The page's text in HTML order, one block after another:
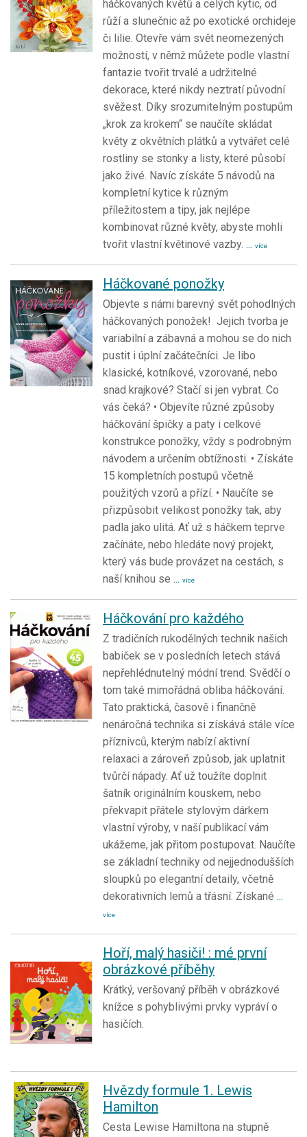
háčkovaných květů a celých kytic, od
růží a slunečnic až po exotické orchideje
či lilie. Otevře vám svět neomezených
možností, v němž můžete podle vlastní
fantazie tvořit trvalé a udržitelné
dekorace, které nikdy neztratí původní
svěžest. Díky srozumitelným postupům
„krok za krokem“ se naučíte skládat
květy z okvětních plátků a vytvářet celé
rostliny se stonky a listy, které působí
jako živé. Navíc získáte 5 návodů na
kompletní kytice k různým
příležitostem a tipy, jak nejlépe
kombinovat různé květy, abyste mohli
tvořit vlastní květinové vazby. ... více
Háčkované ponožky
Objevte s námi barevný svět pohodlných
háčkovaných ponožek! Jejich tvorba je
variabilní a zábavná a mohou se do nich
pustit i úplní začátečníci. Je libo
klasické, kotníkové, vzorované, nebo
snad krajkové? Stačí si jen vybrat. Co
vás čeká? • Objevíte různé způsoby
háčkování špičky a paty i celkové
konstrukce ponožky, vždy s podrobným
návodem a určením obtížnosti. • Získáte
15 kompletních postupů včetně
použitých vzorů a přízí. • Naučíte se
přizpůsobit velikost ponožky tak, aby
padla jako ulitá. Ať už s háčkem teprve
začínáte, nebo hledáte nový projekt,
který vás bude provázet na cestách, s
naší knihou se ... více
Háčkování pro každého
Z tradičních rukodělných technik našich
babiček se v posledních letech stává
nepřehlédnutelný módní trend. Svědčí o
tom také mimořádná obliba háčkování.
Tato praktická, časově i finančně
nenáročná technika si získává stále více
příznivců, kterým nabízí aktivní
relaxaci a zároveň způsob, jak uplatnit
tvůrčí nápady. Ať už toužíte doplnit
šatník originálním kouskem, nebo
překvapit přátele stylovým dárkem
vlastní výroby, v naší publikací vám
ukážeme, jak přitom postupovat. Naučíte
se základní techniky od nejjednodušších
sloupků po elegantní detaily, včetně
dekorativních lemů a třásní. Získané ...
více
Hoří, malý hasiči! : mé první
obrázkové příběhy
Krátký, veršovaný příběh v obrázkové
knížce s pohyblivými prvky vypráví o
hasičích.
Hvězdy formule 1. Lewis
Hamilton
Cesta Lewise Hamiltona na stupně